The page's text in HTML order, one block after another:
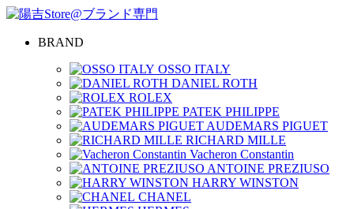
BRAND
OSSO ITALY
DANIEL ROTH
ROLEX
PATEK PHILIPPE
AUDEMARS PIGUET
RICHARD MILLE
Vacheron Constantin
ANTOINE PREZIUSO
HARRY WINSTON
CHANEL